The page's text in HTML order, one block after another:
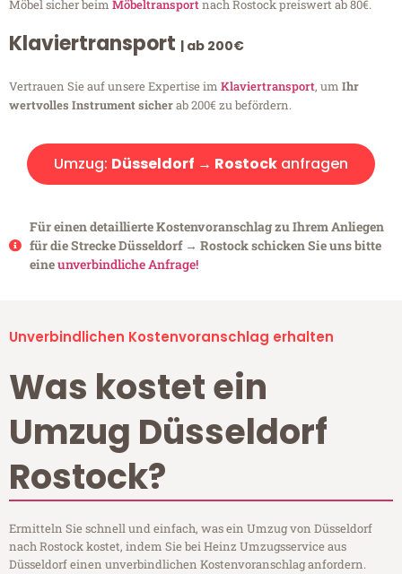
Möbel sicher beim Möbeltransportnach Rostock preiswert ab 80€.
Klaviertransport | ab 200€
Vertrauen Sie auf unsere Expertise im Klaviertransport, um Ihr
wertvolles Instrument sicherab 200€ zu befördern.
Umzug: Düsseldorf → Rostock anfragen
Für einen detaillierte Kostenvoranschlag zu Ihrem Anliegen
für die Strecke Düsseldorf → Rostock schicken Sie uns bitte
eineunverbindliche Anfrage!
Unverbindlichen Kostenvoranschlag erhalten
Was kostet ein
Umzug Düsseldorf
Rostock?
Ermitteln Sie schnell und einfach, was ein Umzug von Düsseldorf
nach Rostock kostet, indem Sie bei Heinz Umzugsservice aus
Düsseldorf einen unverbindlichen Kostenvoranschlag anfordern.